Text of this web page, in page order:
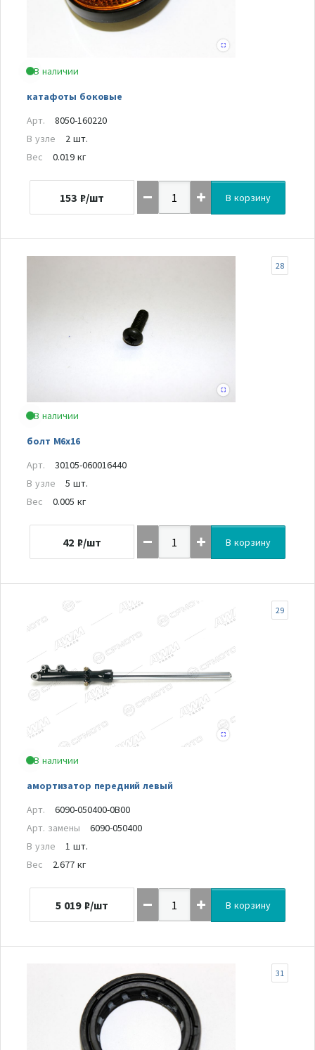
В наличии
катафоты боковые
Арт.
8050-160220
В узле
2 шт.
Вес
0.019 кг
153 ₽/шт В корзину
В наличии
болт M6x16
28
Арт.
30105-060016440
В узле
5 шт.
Вес
0.005 кг
42 ₽/шт В корзину
В наличии
амортизатор передний левый
29
Арт.
6090-050400-0B00
Арт. замены
6090-050400
В узле
1 шт.
Вес
2.677 кг
5 019 ₽/шт В корзину
31